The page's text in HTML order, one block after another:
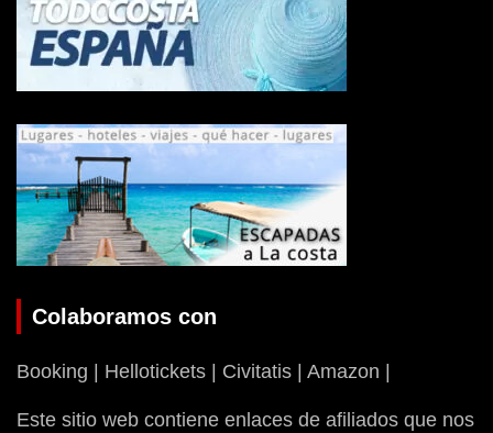
Colaboramos con
Booking | Hellotickets | Civitatis | Amazon |
Este sitio web contiene enlaces de afiliados que nos